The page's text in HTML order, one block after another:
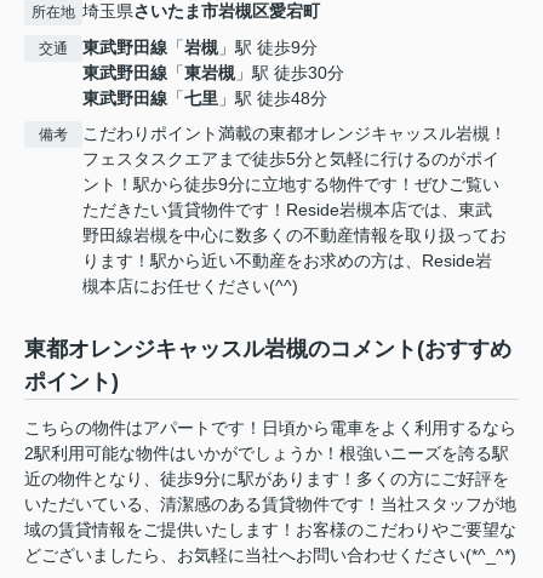
所在地 埼玉県さいたま市岩槻区愛宕町
交通 東武野田線 「岩槻 」駅 徒歩9分
東武野田線 「東岩槻 」駅 徒歩30分
東武野田線 「七里 」駅 徒歩48分
備考
こだわりポイント満載の東都オレンジキャッスル岩槻！
フェスタスクエアまで徒歩5分と気軽に行けるのがポイ
ント！駅から徒歩9分に立地する物件です！ぜひご覧い
ただきたい賃貸物件です！Reside岩槻本店では、東武
野田線岩槻を中心に数多くの不動産情報を取り扱ってお
ります！駅から近い不動産をお求めの方は、Reside岩
槻本店にお任せください(^^)
東都オレンジキャッスル岩槻のコメント(おすすめ
ポイント)
こちらの物件はアパートです！日頃から電車をよく利用するなら
2駅利用可能な物件はいかがでしょうか！根強いニーズを誇る駅
近の物件となり、徒歩9分に駅があります！多くの方にご好評を
いただいている、清潔感のある賃貸物件です！当社スタッフが地
域の賃貸情報をご提供いたします！お客様のこだわりやご要望な
どございましたら、お気軽に当社へお問い合わせください(*^_^*)